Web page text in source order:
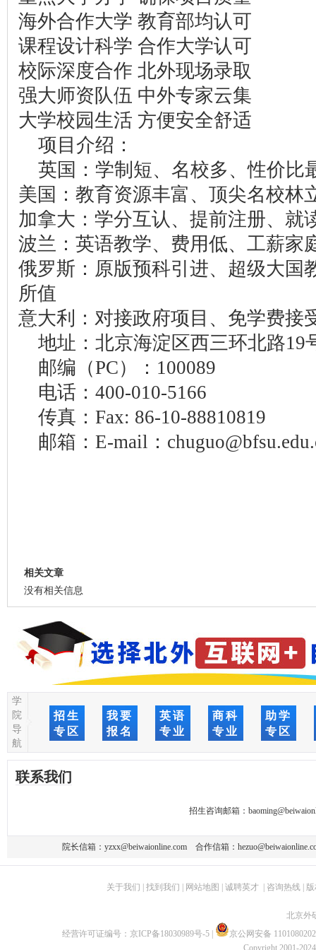
海外合作大学 教育部均认可
课程设计科学 合作大学认可
校际深度合作 北外现场录取
强大师资队伍 中外专家云集
大学校园生活 方便安全舒适
项目介绍：
英国：学制短、名校多、性价比
美国：教育资源丰富、顶尖名校林
加拿大：学分互认、提前注册、就
波兰：英语教学、费用低、工薪家
俄罗斯：原版预科引进、超级大国
所值
意大利：对接政府项目、免学费接
地址：北京海淀区西三环北路19
邮编（PC）：100089
电话：400-010-5166
传真：Fax: 86-10-88810819
邮箱：E-mail：
相关文章
没有相关信息
学
院
导
航
招生
专区
我要
报名
英语
专业
商科
专业
助学
专区
联系我们
招生咨询邮箱：
院长信箱： yzxx@beiwaionline.com 合作信箱：
关于我们 找到我们 网站地图 诚聘英才| 咨询热线|
北京外
经营许可证编号： 京ICP备18030989号-5
京公网安备
Copyright 2001-